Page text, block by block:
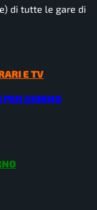
di tutte le gare di
E TV
GIORNO